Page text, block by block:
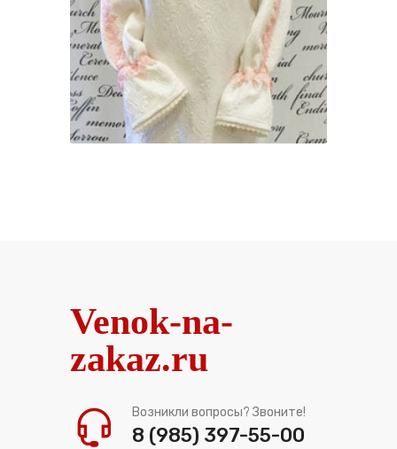
Venok-na-
zakaz.ru
Возникли вопросы? Звоните!
8 (985) 397-55-00